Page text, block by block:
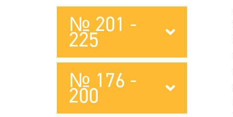
№ 176 -
200
№ 201 -
225